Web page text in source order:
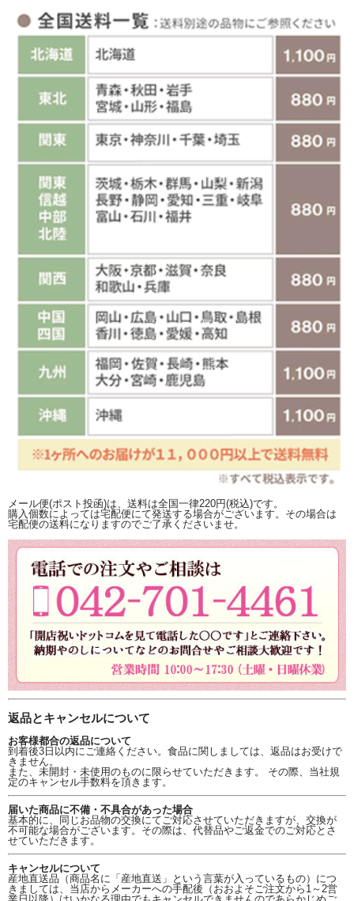
メール便(ポスト投函)は、送料は全国一律220円(税込)です。
購入個数によっては宅配便にて発送する場合がございます。その場合は
宅配便の送料になりますのでご了承くださいませ。
返品とキャンセルについて
お客様都合の返品について
到着後3日以内にご連絡ください。食品に関しましては、返品はお受けで
きません。
また、未開封・未使用のものに限らせていただきます。 その際、当社規
定のキャンセル手数料を頂きます。
届いた商品に不備・不具合があった場合
基本的に、同じお品物の交換にてご対応させていただきますが、交換が
不可能な場合がございます。その際は、代替品やご返金でのご対応とさ
せていただきます。
キャンセルについて
産地直送品（商品名に「産地直送」という言葉が入っているもの）につ
きましては、当店からメーカーへの手配後（おおよそご注文から1～2営